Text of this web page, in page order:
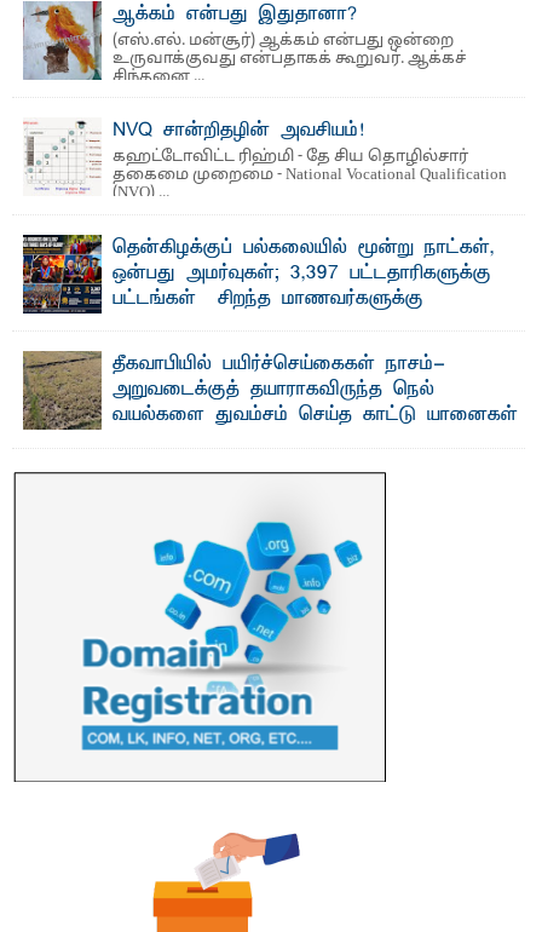
ஆக்கம் என்பது இதுதானா?
(எஸ்.எல். மன்சூர்) ஆக்கம் என்பது ஒன்றை
உருவாக்குவது என்பதாகக் கூறுவர். ஆக்கச்
சிந்தனை ...
NVQ சான்றிதழின் அவசியம்!
கஹட்டோவிட்ட ரிஹ்மி - தே சிய தொழில்சார்
தகைமை முறைமை - National Vocational Qualification
(NVQ) ...
தென்கிழக்குப் பல்கலையில் மூன்று நாட்கள்,
ஒன்பது அமர்வுகள்; 3,397 பட்டதாரிகளுக்கு
பட்டங்கள் – சிறந்த மாணவர்களுக்கு
மற்றும் சிறப்புப் பரிசுகள்
எம்.வை. அமீர்- ஒ லுவிலில் அமைந்துள்ள தென்கிழக்குப்
பல்கலைக்கழகத்தின் 18ஆவது பொதுப் பட்டமளிப்பு விழா ...
தீகவாபியில் பயிர்ச்செய்கைகள் நாசம்-
அறுவடைக்குத் தயாராகவிருந்த நெல்
வயல்களை துவம்சம் செய்த காட்டு யானைகள்
காணப்பட்ட பல ...